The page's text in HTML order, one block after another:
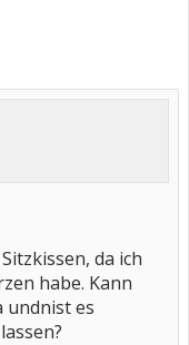
da ich
habe. Kann
undnist es